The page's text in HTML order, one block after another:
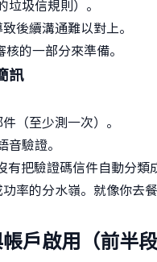
垃圾信規則）。
後續溝通難以對上。
的一部分來準備。
訊
（至少測一次）。
音驗證。
把驗證碼信件自動分類
率的分水嶺。就像你去
戶啟用（前半